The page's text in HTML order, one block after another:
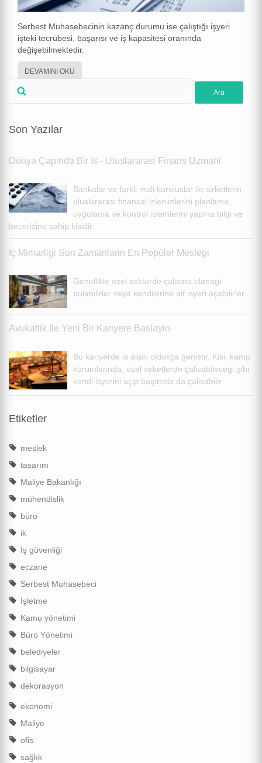
Serbest Muhasebecinin kazanç durumu ise çalıştığı işyeri
işteki tecrübesi, başarısı ve iş kapasitesi oranında
değişebilmektedir.
DEVAMINI OKU
Son Yazılar
Dünya Çapinda Bir Is - Uluslararasi Finans Uzmani
Bankalar ve farkli mali kuruluslar ile sirketlerin
uluslararasi finansal izlenimlerini planlama,
uygulama ve kontrol islemlerini yapma bilgi ve
becerisine sahip kisidir.
Iç Mimarligi Son Zamanlarin En Popüler Meslegi
Genellikle özel sektörde çalisma olanagi
bulabilirler veya kendilerine ait isyeri açabilirler.
Avukatlik Ile Yeni Bir Kariyere Baslayin
Bu kariyerde is alani oldukça genistir. Kisi, kamu
kurumlarinda, özel sirketlerde çalisabilecegi gibi
kendi isyerini açip bagimsiz da çalisabilir
Etiketler
meslek
tasarım
Maliye Bakanlığı
mühendislik
büro
ik
İş güvenliği
eczane
Serbest Muhasebeci
İşletme
Kamu yönetimi
Büro Yönetimi
belediyeler
bilgisayar
dekorasyon
ekonomi
Maliye
ofis
sağlık